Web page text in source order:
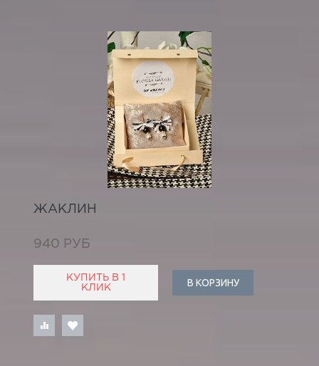
ЖАКЛИН
940 РУБ
КУПИТЬ В 1
КЛИК
В КОРЗИНУ